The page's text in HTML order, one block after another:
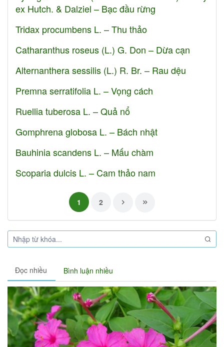
ex Hutch. & Dalziel – Bạc đầu rừng
Tridax procumbens L. – Thu thảo
Catharanthus roseus (L.) G. Don – Dừa cạn
Alternanthera sessilis (L.) R. Br. – Rau dệu
Premna serratifolia L. – Vọng cách
Ruellia tuberosa L. – Quả nổ
Gomphrena globosa L. – Bách nhật
Bauhinia scandens L. – Mấu chàm
Scoparia dulcis L. – Cam thảo nam
1 2
Đọc nhiều Bình luận nhiều